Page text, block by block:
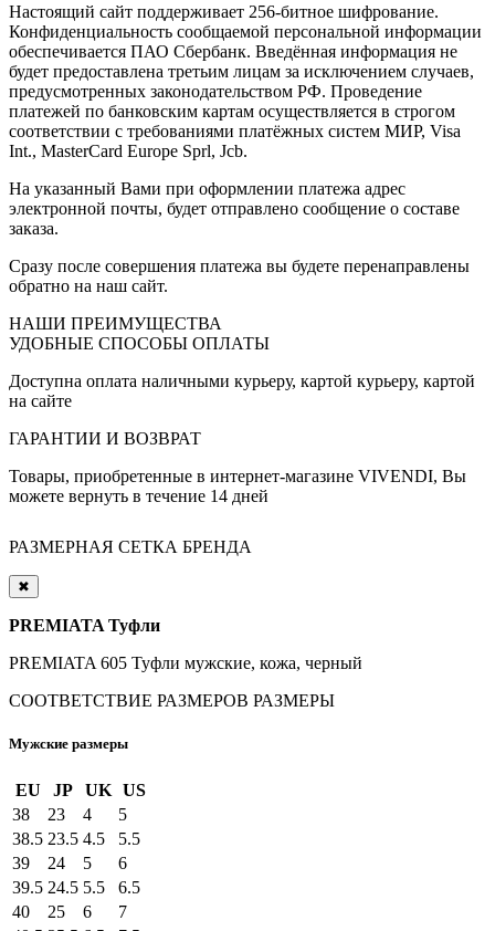
Настоящий сайт поддерживает 256-битное шифрование.
Конфиденциальность сообщаемой персональной информации
обеспечивается ПАО Сбербанк. Введённая информация не
будет предоставлена третьим лицам за исключением случаев,
предусмотренных законодательством РФ. Проведение
платежей по банковским картам осуществляется в строгом
соответствии с требованиями платёжных систем МИР, Visa
Int., MasterCard Europe Sprl, Jcb.
На указанный Вами при оформлении платежа адрес
электронной почты, будет отправлено сообщение о составе
заказа.
Сразу после совершения платежа вы будете перенаправлены
обратно на наш сайт.
НАШИ ПРЕИМУЩЕСТВА
УДОБНЫЕ СПОСОБЫ ОПЛАТЫ
Доступна оплата наличными курьеру, картой курьеру, картой
на сайте
ГАРАНТИИ И ВОЗВРАТ
Товары, приобретенные в интернет-магазине VIVENDI, Вы
можете вернуть в течение 14 дней
РАЗМЕРНАЯ СЕТКА БРЕНДА
✖
PREMIATA Туфли
PREMIATA 605 Туфли мужские, кожа, черный
СООТВЕТСТВИЕ РАЗМЕРОВ РАЗМЕРЫ
Мужские размеры
EU JP UK US
38
23 4
5
38.5 23.5 4.5
5.5
39
24 5
6
39.5 24.5 5.5
6.5
40
25 6
7